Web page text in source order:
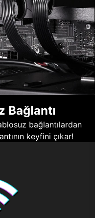
Bağlantı
bağlantılardan
keyfini çıkar!